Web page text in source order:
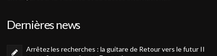
Dernières news
Arrêtez les recherches : la guitare de Retour vers le futur II